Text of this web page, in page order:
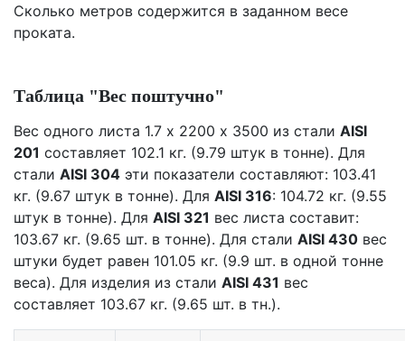
Сколько метров содержится в заданном весе
проката.
Таблица "Вес поштучно"
Вес одного листа 1.7 х 2200 х 3500 из стали AISI
201 составляет 102.1 кг. (9.79 штук в тонне). Для
стали AISI 304 эти показатели составляют: 103.41
кг. (9.67 штук в тонне). Для AISI 316: 104.72 кг. (9.55
штук в тонне). Для AISI 321 вес листа составит:
103.67 кг. (9.65 шт. в тонне). Для стали AISI 430 вес
штуки будет равен 101.05 кг. (9.9 шт. в одной тонне
веса). Для изделия из стали AISI 431 вес
составляет 103.67 кг. (9.65 шт. в тн.).